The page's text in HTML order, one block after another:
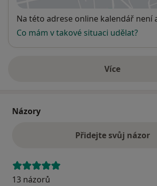
Dostupnost
Na této adrese online kalendář není
Co mám v takové situaci udělat?
Víceo adrese
Názory
Přidejte svůj názor
13 názorů